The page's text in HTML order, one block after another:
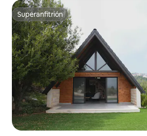
Superanfitrión
Superanfitrión